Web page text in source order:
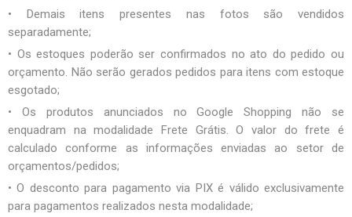
• Demais itens presentes nas fotos são vendidos
separadamente;
• Os estoques poderão ser confirmados no ato do pedido ou
orçamento. Não serão gerados pedidos para itens com estoque
esgotado;
• Os produtos anunciados no Google Shopping não se
enquadram na modalidade Frete Grátis. O valor do frete é
calculado conforme as informações enviadas ao setor de
orçamentos/pedidos;
• O desconto para pagamento via PIX é válido exclusivamente
para pagamentos realizados nesta modalidade;